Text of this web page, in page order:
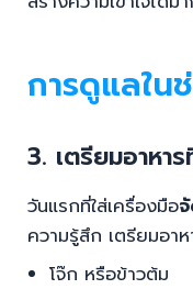
การดูแลใน
3. เตรียมอาหาร
วันแรกที่ใส่เครื่องมือ
ความรู้สึก เตรียมอา
โจ๊ก หรือข้าวต้ม